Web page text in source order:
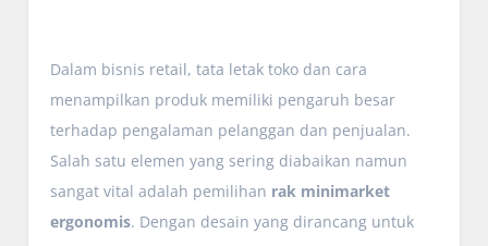
Dalam bisnis retail, tata letak toko dan cara
menampilkan produk memiliki pengaruh besar
terhadap pengalaman pelanggan dan penjualan.
Salah satu elemen yang sering diabaikan namun
sangat vital adalah pemilihan rak minimarket
ergonomis. Dengan desain yang dirancang untuk